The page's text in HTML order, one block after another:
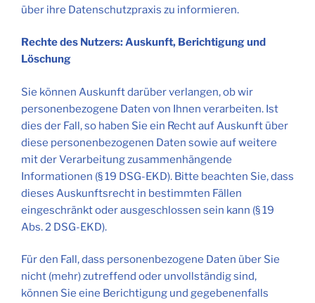
über ihre Datenschutzpraxis zu informieren.
Rechte des Nutzers: Auskunft, Berichtigung und
Löschung
Sie können Auskunft darüber verlangen, ob wir
personenbezogene Daten von Ihnen verarbeiten. Ist
dies der Fall, so haben Sie ein Recht auf Auskunft über
diese personenbezogenen Daten sowie auf weitere
mit der Verarbeitung zusammenhängende
Informationen (§ 19 DSG-EKD). Bitte beachten Sie, dass
dieses Auskunftsrecht in bestimmten Fällen
eingeschränkt oder ausgeschlossen sein kann (§ 19
Abs. 2 DSG-EKD).
Für den Fall, dass personenbezogene Daten über Sie
nicht (mehr) zutreffend oder unvollständig sind,
können Sie eine Berichtigung und gegebenenfalls